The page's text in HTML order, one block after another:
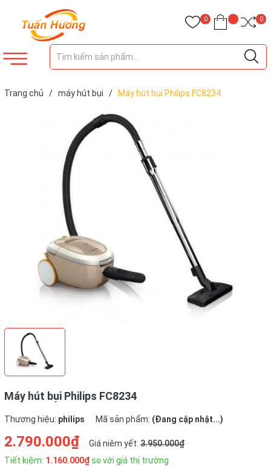
0 0
Trang chủ / máy hút bụi / Máy hút bụi Philips FC8234
Máy hút bụi Philips FC8234
Thương hiệu: philips Mã sản phẩm: (Đang cập nhật...)
2.790.000₫ Giá niêm yết: 3.950.000₫
Tiết kiệm: 1.160.000₫so với giá thị trường